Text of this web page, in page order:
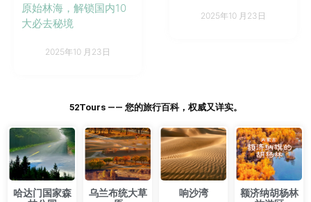
原始林海，解锁国内10
大必去秘境
2025年10 月23日
2025年10 月23日
52Tours —— 您的旅行百科，权威又详实。
​哈达门国家森
乌兰布统大草
响沙湾
额济纳胡杨林